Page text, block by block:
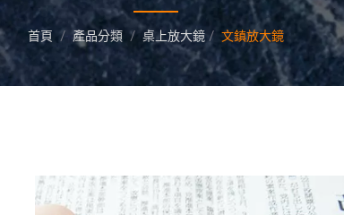
大鏡！
首頁 / 產品分類 / 桌上放大鏡 / 文鎮放大鏡